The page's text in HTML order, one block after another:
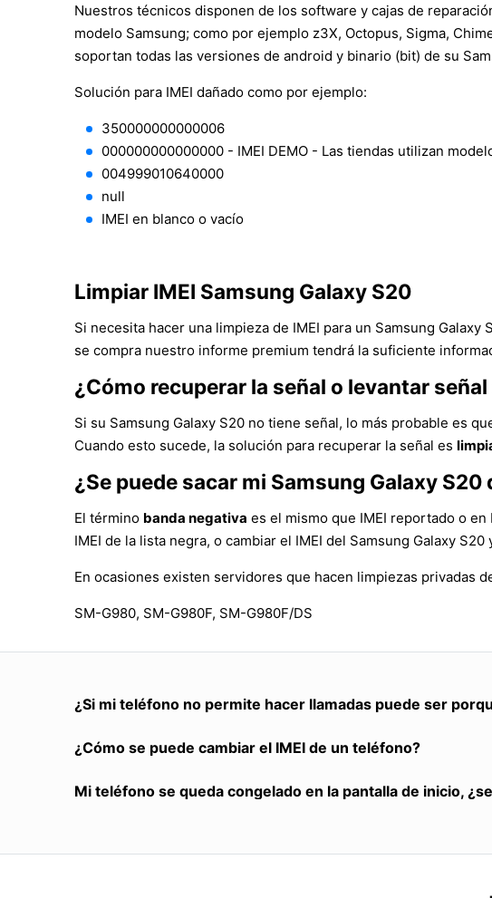
Nuestros técnicos disponen de los software y cajas de
modelo Samsung; como por ejemplo z3X, Octopus, Sigma,
soportan todas las versiones de android y binario (bit) de su
Solución para IMEI dañado como por ejemplo:
350000000000006
000000000000000 - IMEI DEMO - Las tiendas utilizan
004999010640000
null
IMEI en blanco o vacío
Limpiar IMEI Samsung Galaxy S20
Si necesita hacer una limpieza de IMEI para un Samsung
se compra nuestro informe premium tendrá la suficiente
¿Cómo recuperar la señal o levantar
Si su Samsung Galaxy S20 no tiene señal, lo más probable es
Cuando esto sucede, la solución para recuperar la señal es
¿Se puede sacar mi Samsung Galaxy S20
El término banda negativa es el mismo que IMEI reportado o
IMEI de la lista negra, o cambiar el IMEI del Samsung Galaxy
En ocasiones existen servidores que hacen limpiezas privadas
SM-G980, SM-G980F, SM-G980F/DS
¿Si mi teléfono no permite hacer llamadas puede ser
¿Cómo se puede cambiar el IMEI de un teléfono?
Mi teléfono se queda congelado en la pantalla de inicio,